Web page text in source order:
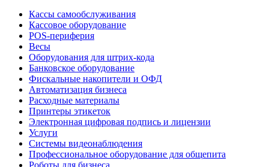
Кассы самообслуживания
Кассовое оборудование
POS-периферия
Весы
Оборудования для штрих-кода
Банковское оборудование
Фискальные накопители и ОФД
Автоматизация бизнеса
Расходные материалы
Принтеры этикеток
Электронная цифровая подпись и лицензии
Услуги
Системы видеонаблюдения
Профессиональное оборудование для общепита